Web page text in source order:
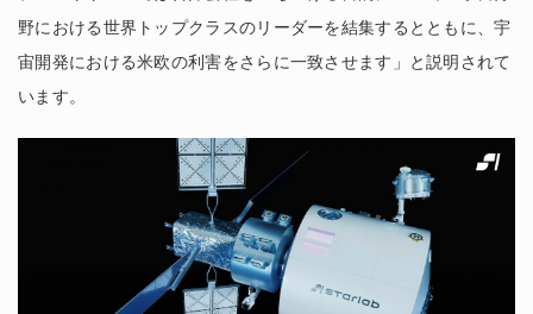
野における世界トップクラスのリーダーを結集するとともに、宇
宙開発における米欧の利害をさらに一致させます」と説明されて
います。